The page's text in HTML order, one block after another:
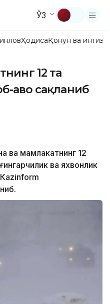
ЎЗ
ҲодисаҚонун ва
12 та
ҳаво сақланиб
ва мамлакатнинг 12
ва яхвонлик